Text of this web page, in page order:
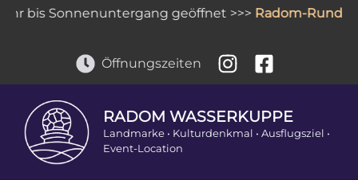
Zumbis Sonnenuntergang geöffnet >>>Radom-
Öffnungszeiten
RADOM WASSERKUPPE
Landmarke • Kulturdenkmal • Ausflugsziel •
Event-Location